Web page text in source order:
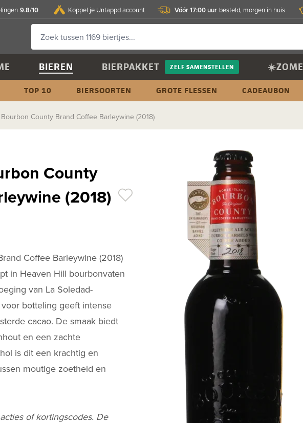
9.8/10 Koppel je Untappd account Vóór 17:00 uur besteld, morgen in huis
BIEREN BIERPAKKET ZELF SAMENSTELLEN
TOP 10 BIERSOORTEN GROTE FLESSEN CADEAUBON
County Brand Coffee Barleywine (2018)
County
(2018)
Coffee Barleywine (2018)
in Heaven Hill bourbonvaten
van La Soledad-
botteling geeft intense
cacao. De smaak biedt
en een zachte
is dit een krachtig en
moutige zoetheid en
of kortingscodes. De